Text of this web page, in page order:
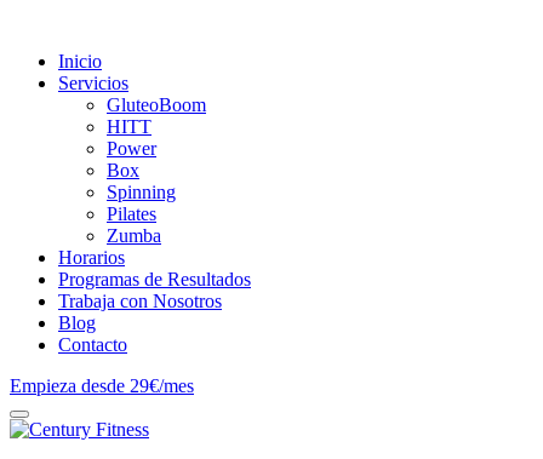
Inicio
Servicios
GluteoBoom
HITT
Power
Box
Spinning
Pilates
Zumba
Horarios
Programas de Resultados
Trabaja con Nosotros
Blog
Contacto
Empieza desde 29€/mes